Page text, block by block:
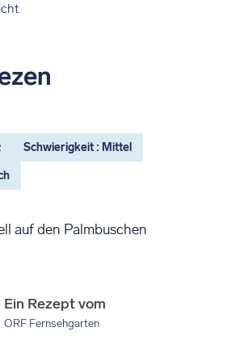
Schwierigkeit : Mittel
auf den Palmbuschen
Ein Rezept vom
ORF Fernsehgarten